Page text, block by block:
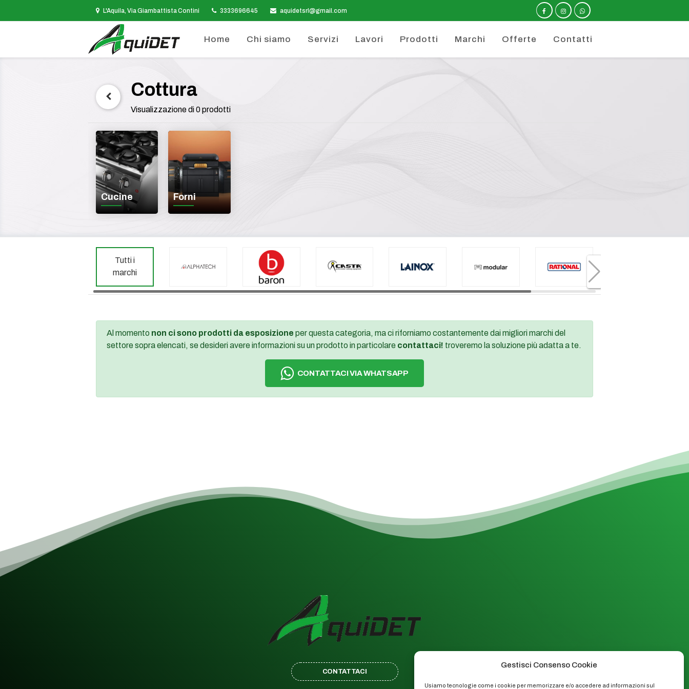
Gestisci Consenso Cookie
Usiamo tecnologie come i cookie per memorizzare e/o accedere ad informazioni sul
L'Aquila, Via Giambattista Contini 3333696645 aquidetsrl@gmail.com
Home Chi siamo Servizi Lavori Prodotti Marchi Offerte Contatti
Cottura
Visualizzazione di 0 prodotti
Cucine Forni
Tutti i
marchi
Al momento non ci sono prodotti da esposizione per questa categoria, ma ci riforniamo costantemente dai migliori marchi del
settore sopra elencati, se desideri avere informazioni su un prodotto in particolare contattaci! troveremo la soluzione più adatta a te.
CONTATTACI VIA WHATSAPP
CONTATTACI